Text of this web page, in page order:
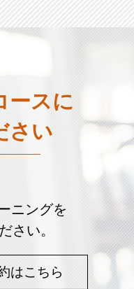
ースに
さい
ニングを
さい。
はこちら